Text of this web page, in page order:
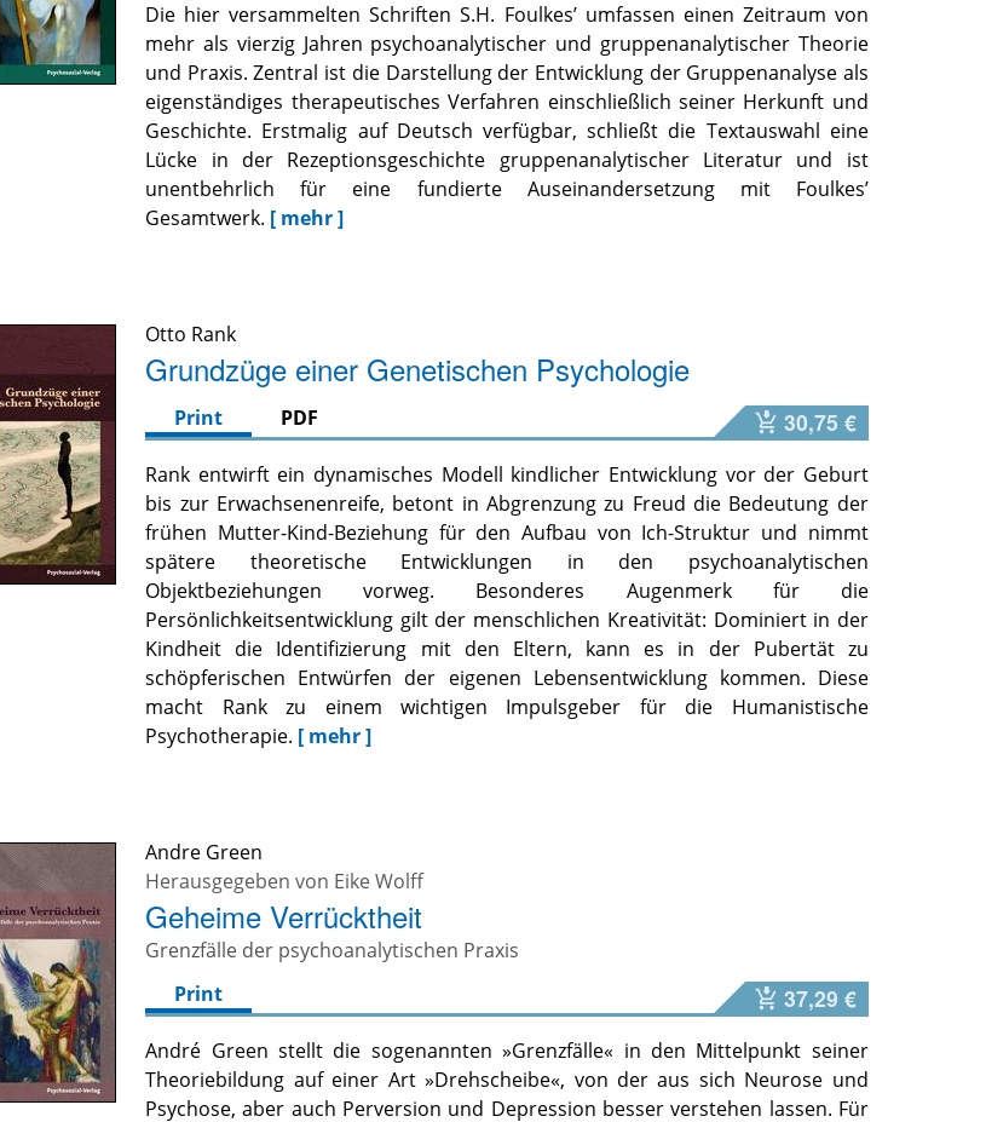
Die hier versammelten Schriften S.H. Foulkes’ umfassen einen Zeitraum von
mehr als vierzig Jahren psychoanalytischer und gruppenanalytischer Theorie
und Praxis. Zentral ist die Darstellung der Entwicklung der Gruppenanalyse als
eigenständiges therapeutisches Verfahren einschließlich seiner Herkunft und
Geschichte. Erstmalig auf Deutsch verfügbar, schließt die Textauswahl eine
Lücke in der Rezeptionsgeschichte gruppenanalytischer Literatur und ist
unentbehrlich für eine fundierte Auseinandersetzung mit Foulkes’
Gesamtwerk. [ mehr ]
Otto Rank
Grundzüge einer Genetischen Psychologie
Print PDF 30,75 €
Rank entwirft ein dynamisches Modell kindlicher Entwicklung vor der Geburt
bis zur Erwachsenenreife, betont in Abgrenzung zu Freud die Bedeutung der
frühen Mutter-Kind-Beziehung für den Aufbau von Ich-Struktur und nimmt
spätere theoretische Entwicklungen in den psychoanalytischen
Objektbeziehungen vorweg. Besonderes Augenmerk für die
Persönlichkeitsentwicklung gilt der menschlichen Kreativität: Dominiert in der
Kindheit die Identifizierung mit den Eltern, kann es in der Pubertät zu
schöpferischen Entwürfen der eigenen Lebensentwicklung kommen. Diese
macht Rank zu einem wichtigen Impulsgeber für die Humanistische
Psychotherapie. [ mehr ]
Andre Green
Herausgegeben von Eike Wolff
Geheime Verrücktheit
Grenzfälle der psychoanalytischen Praxis
Print
37,29 €
André Green stellt die sogenannten »Grenzfälle« in den Mittelpunkt seiner
Theoriebildung auf einer Art »Drehscheibe«, von der aus sich Neurose und
Psychose, aber auch Perversion und Depression besser verstehen lassen. Für